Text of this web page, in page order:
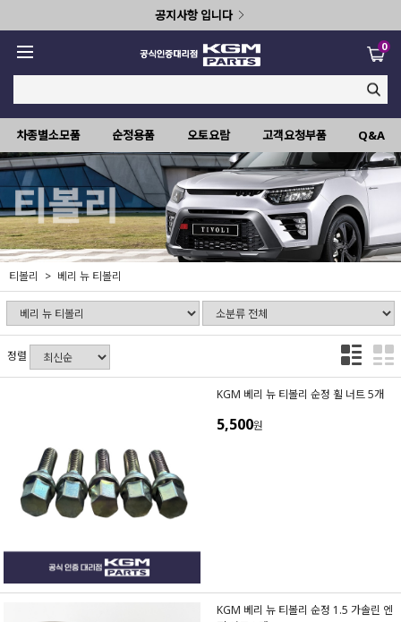
공지사항 입니다
0
차종별소모품 순정용품 오토요람 고객요청부품 Q&A
티볼리 베리 뉴 티볼리
정렬
KGM 베리 뉴 티볼리 순정 휠 너트 5개
5,500원
KGM 베리 뉴 티볼리 순정 1.5 가솔린 엔